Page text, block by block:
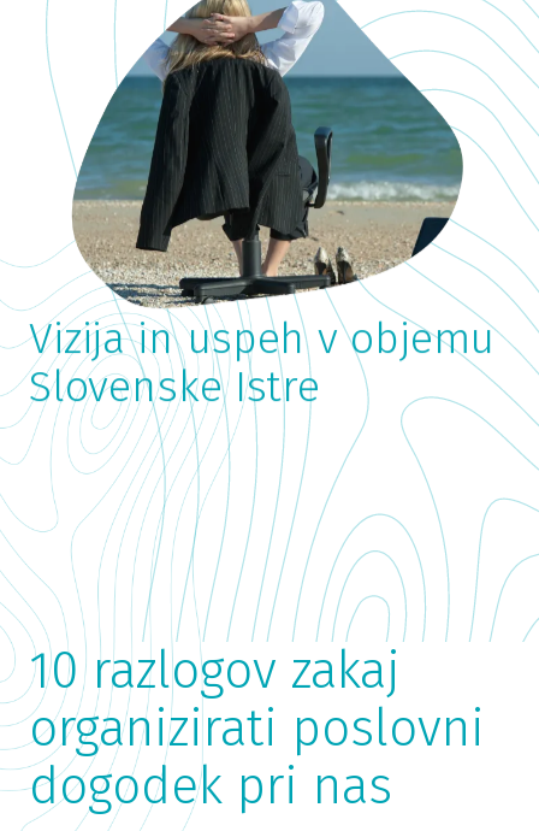
Kjer narava piše alpske
zgodbe navdiha
Vizija in uspeh v objemu
Slovenske Istre
Vrelci idej v deželi
termalne vode
10 razlogov zakaj
organizirati poslovni
dogodek pri nas